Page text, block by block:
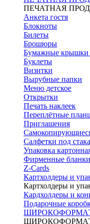
ПЕЧАТНАЯ
Анкета гостя
Блокноты
Билеты
Брошюры
Бумажные крышки
Буклеты
Визитки
Вырубные папки
Меню детское
Открытки
Печать наклеек
Переплётные
Приглашения
Салфетки под
Упаковка
Фирменные бланки
Z-Cards
Картхолдеры и
Картхолдеры и
Кардхолдеры и
Подарочные